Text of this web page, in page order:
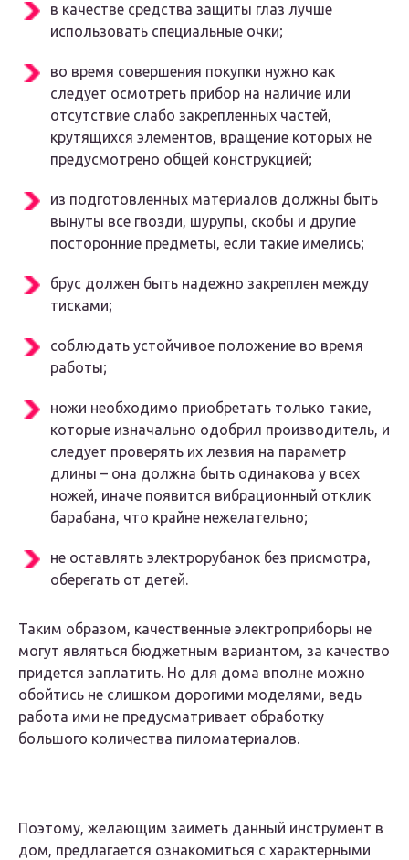
в качестве средства защиты глаз лучше
использовать специальные очки;
во время совершения покупки нужно как
следует осмотреть прибор на наличие или
отсутствие слабо закрепленных частей,
крутящихся элементов, вращение которых не
предусмотрено общей конструкцией;
из подготовленных материалов должны быть
вынуты все гвозди, шурупы, скобы и другие
посторонние предметы, если такие имелись;
брус должен быть надежно закреплен между
тисками;
соблюдать устойчивое положение во время
работы;
ножи необходимо приобретать только такие,
которые изначально одобрил производитель, и
следует проверять их лезвия на параметр
длины – она должна быть одинакова у всех
ножей, иначе появится вибрационный отклик
барабана, что крайне нежелательно;
не оставлять электрорубанок без присмотра,
оберегать от детей.
Таким образом, качественные электроприборы не
могут являться бюджетным вариантом, за качество
придется заплатить. Но для дома вполне можно
обойтись не слишком дорогими моделями, ведь
работа ими не предусматривает обработку
большого количества пиломатериалов.
Поэтому, желающим заиметь данный инструмент в
дом, предлагается ознакомиться с характерными